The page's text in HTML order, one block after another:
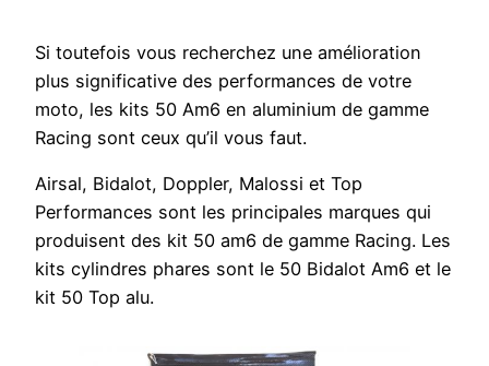
Si toutefois vous recherchez une amélioration
plus significative des performances de votre
moto, les kits 50 Am6 en aluminium de gamme
Racing sont ceux qu’il vous faut.
Airsal, Bidalot, Doppler, Malossi et Top
Performances sont les principales marques qui
produisent des kit 50 am6 de gamme Racing. Les
kits cylindres phares sont le 50 Bidalot Am6 et le
kit 50 Top alu.